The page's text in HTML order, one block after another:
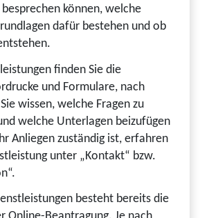
können, welche
dafür bestehen und ob
finden Sie die
und Formulare, nach
wissen, welche Fragen zu
welche Unterlagen beizufügen
Anliegen zuständig ist, erfahren
unter „Kontakt“ bzw.
besteht bereits die